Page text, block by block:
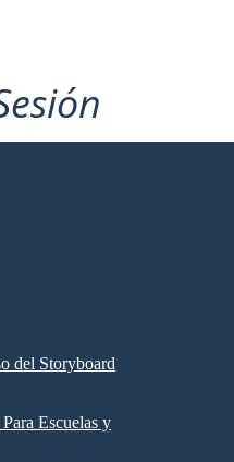
del Storyboard
Escuelas y